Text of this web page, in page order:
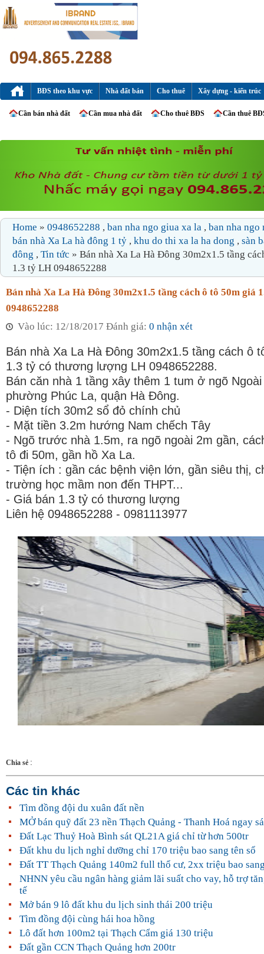
BĐS theo khu vực Nhà đất bán Cho thuê Xây dựng - kiến trúc
Cần bán nhà đất Cần mua nhà đất Cho thuê BĐS Cần thuê
Home » 0948652288 , ban nha ngo giua xa la , ban nha
bán nhà Xa La hà đông 1 tỷ , khu do thi xa la ha dong , sàn
đông , Tin tức » Bán nhà Xa La Hà Đông 30m2x1.5 tầng
1.3 tỷ LH 0948652288
Bán nhà Xa La Hà Đông 30m2x1.5 tầng cách ô tô 50m giá
0948652288
Vào lúc: 12/18/2017 Đánh giá: 0 nhận xét
Bán nhà Xa La Hà Đông 30m2x1.5 tầng cách ô
1.3 tỷ có thương lượng LH 0948652288.
Bán căn nhà 1 tầng xây thêm 1 tum ở ngõ
phường Phúc La, quận Hà Đông.
- Diện tích 30m2 sổ đỏ chính chủ
- Mặt tiền 3.2m hướng Nam chếch Tây
- Ngõ trước nhà 1.5m, ra ngõ ngoài 2m gần,
tô đi 50m, gần hồ Xa La.
- Tiện ích : gần các bệnh viện lớn, gần siêu thị,
trường học mầm non đến THPT...
- Giá bán 1.3 tỷ có thương lượng
Liên hệ 0948652288 - 0981113977
Chia sẻ :
Các tin khác
Tìm đồng đội du xuân đất nền
MỞ bán quỹ đất 23 nền Thạch Quảng - Thanh Hoá ngay
Đất Lạc Thuỷ Hoà Bình sát QL21A giá chỉ từ hơn 500tr
Đất khu du lịch nghỉ dưỡng chỉ 170 triệu bao sang tên sổ
Đất TT Thạch Quảng 140m2 full thổ cư, 2xx triệu bao
NHNN yêu cầu ngân hàng giảm lãi suất cho vay, hỗ trợ
tế
Mở bán 9 lô đất khu du lịch sinh thái 200 triệu
Tìm đồng đội cùng hái hoa hồng
Lô đất hơn 100m2 tại Thạch Cẩm giá 130 triệu
Đất gần CCN Thạch Quảng hơn 200tr